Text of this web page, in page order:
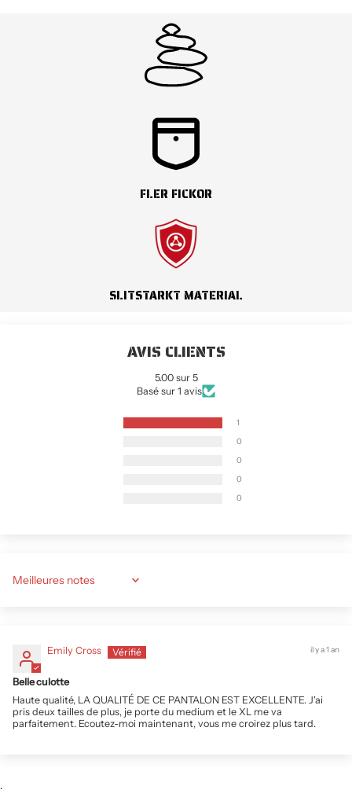
FLER FICKOR
SLITSTARKT MATERIAL
AVIS CLIENTS
5.00 sur 5
Basé sur 1 avis
1
0
0
0
0
Sort by
il y a 1 an
Emily Cross
Belle culotte
Haute qualité, LA QUALITÉ DE CE PANTALON EST EXCELLENTE. J'ai
pris deux tailles de plus, je porte du medium et le XL me va
parfaitement. Ecoutez-moi maintenant, vous me croirez plus tard.
.